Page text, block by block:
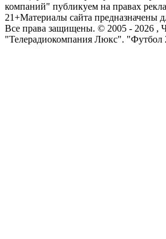
компаний" публикуем на правах
21+Материалы сайта предназначены
Все права защищены. © 2005 - 2026 ,
"Телерадиокомпания Люкс". "Футбол